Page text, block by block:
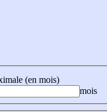
(en mois)
mois